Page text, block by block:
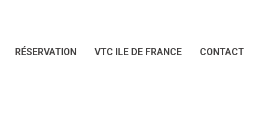
RÉSERVATION VTC ILE DE FRANCE CONTACT